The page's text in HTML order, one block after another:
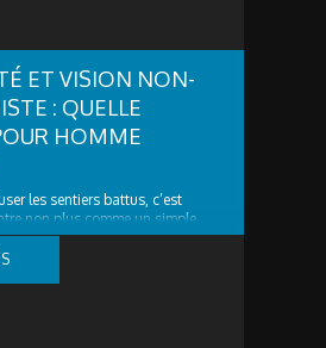
ET VISION NON-
: QUELLE
HOMME
les sentiers battus, c’est
non plus comme un simple
une signature. Vous ne cherchez
calibre fiable ! Vous désirez un